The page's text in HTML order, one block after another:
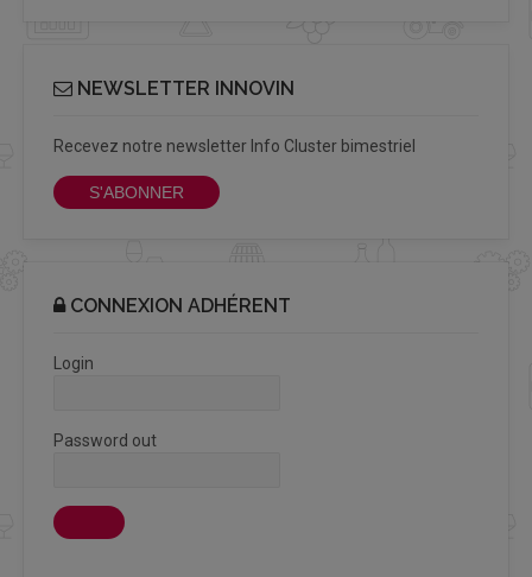
NEWSLETTER INNOVIN
Recevez notre newsletter Info Cluster bimestriel
S'ABONNER
CONNEXION ADHÉRENT
Login
Password out